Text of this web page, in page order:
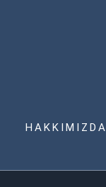
HAKKIMIZDA